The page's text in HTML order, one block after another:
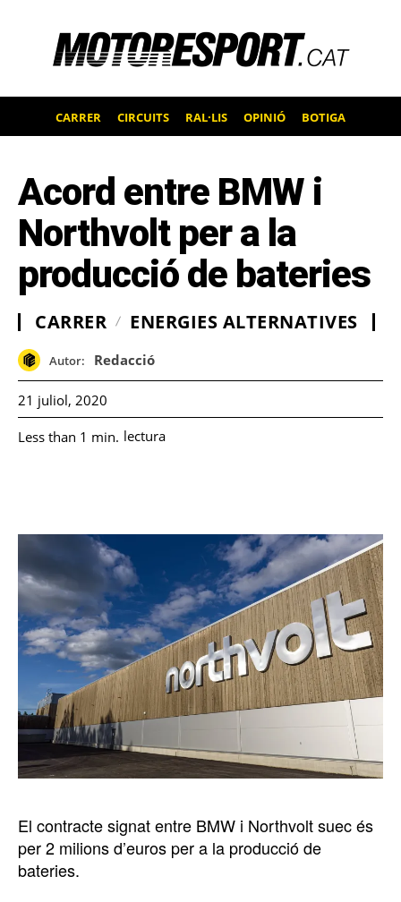
CARRER CIRCUITS RAL·LIS OPINIÓ BOTIGA
Acord entre BMW i
Northvolt per a la
producció de bateries
CARRER ENERGIES ALTERNATIVES
Autor: Redacció
21 juliol, 2020
Less than 1 min. lectura
El contracte signat entre BMW i Northvolt suec és
per 2 milions d’euros per a la producció de
bateries.